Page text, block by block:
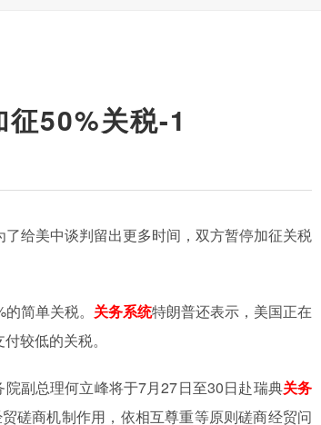
征50%关税-1
给美中谈判留出更多时间，双方暂停加征关税
的简单关税。 关务系统特朗普还表示，美国正在
较低的关税。
副总理何立峰将于7月27日至30日赴瑞典关务
磋商机制作用，依相互尊重等原则磋商经贸问